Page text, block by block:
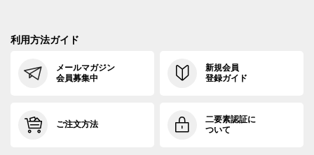
利用方法ガイド
メールマガジン
会員募集中
新規会員
登録ガイド
ご注文方法
二要素認証に
ついて